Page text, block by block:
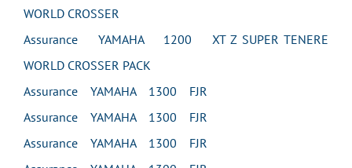
WORLD CROSSER
Assurance YAMAHA 1200 XT Z SUPER TENERE
WORLD CROSSER PACK
Assurance YAMAHA 1300 FJR
Assurance YAMAHA 1300 FJR
Assurance YAMAHA 1300 FJR